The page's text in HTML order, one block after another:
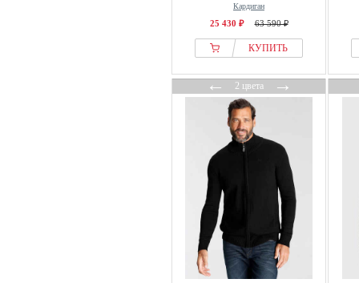
Кардиган
25 430 ₽ 63 590 ₽
КУПИТЬ
←2 цвета→